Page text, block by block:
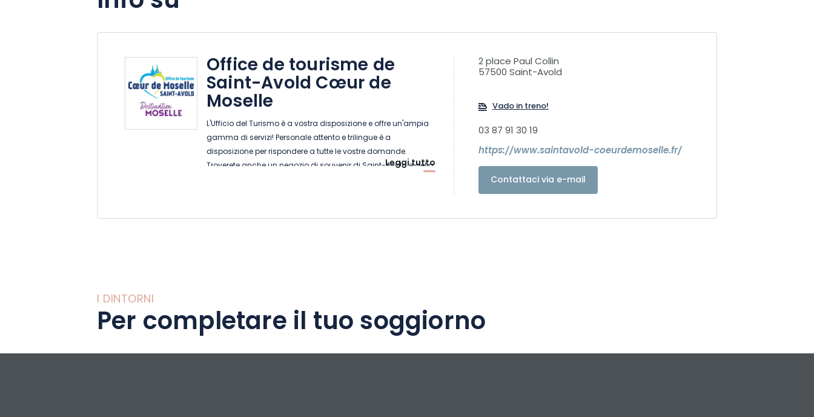
Office de tourisme de
Saint-Avold Cœur de
Moselle
L'Ufficio del Turismo è a vostra disposizione e offre un'ampia
gamma di servizi! Personale attento e trilingue è a
disposizione per rispondere a tutte le vostre domande.
Troverete anche un negozio di souvenir di Saint-Avold e della
voi e i vostri bambini...
Leggi tutto
2 place Paul Collin
57500 Saint-Avold
Vado in treno!
03 87 91 30 19
https://www.saintavold-coeurdemoselle.fr/
Contattaci via e-mail
I DINTORNI
Per completare il tuo soggiorno